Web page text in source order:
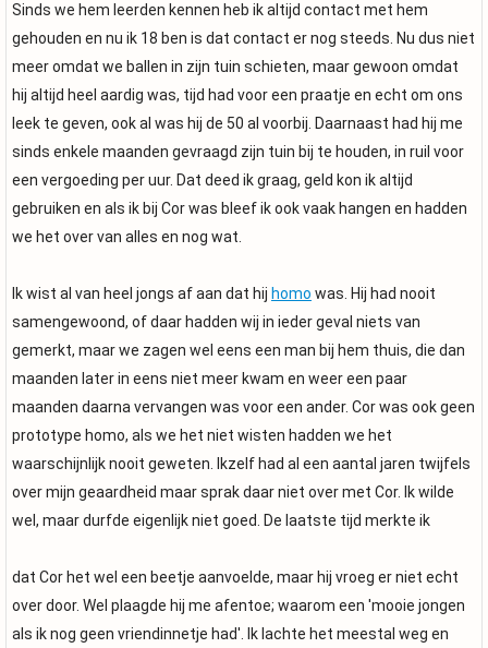
Sinds we hem leerden kennen heb ik altijd contact met hem
gehouden en nu ik 18 ben is dat contact er nog steeds. Nu dus niet
meer omdat we ballen in zijn tuin schieten, maar gewoon omdat
hij altijd heel aardig was, tijd had voor een praatje en echt om ons
leek te geven, ook al was hij de 50 al voorbij. Daarnaast had hij me
sinds enkele maanden gevraagd zijn tuin bij te houden, in ruil voor
een vergoeding per uur. Dat deed ik graag, geld kon ik altijd
gebruiken en als ik bij Cor was bleef ik ook vaak hangen en hadden
we het over van alles en nog wat.
Ik wist al van heel jongs af aan dat hij homo was. Hij had nooit
samengewoond, of daar hadden wij in ieder geval niets van
gemerkt, maar we zagen wel eens een man bij hem thuis, die dan
maanden later in eens niet meer kwam en weer een paar
maanden daarna vervangen was voor een ander. Cor was ook geen
prototype homo, als we het niet wisten hadden we het
waarschijnlijk nooit geweten. Ikzelf had al een aantal jaren twijfels
over mijn geaardheid maar sprak daar niet over met Cor. Ik wilde
wel, maar durfde eigenlijk niet goed. De laatste tijd merkte ik
dat Cor het wel een beetje aanvoelde, maar hij vroeg er niet echt
over door. Wel plaagde hij me afentoe; waarom een 'mooie jongen
als ik nog geen vriendinnetje had'. Ik lachte het meestal weg en